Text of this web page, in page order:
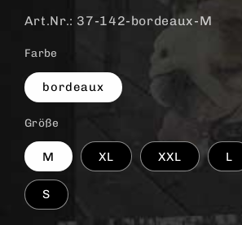
Art.Nr.: 37-142-bordeaux-M
Farbe
bordeaux
Größe
M XL XXL L
S